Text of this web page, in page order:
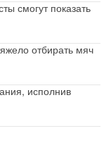
смогут показать
отбирать мяч
исполнив